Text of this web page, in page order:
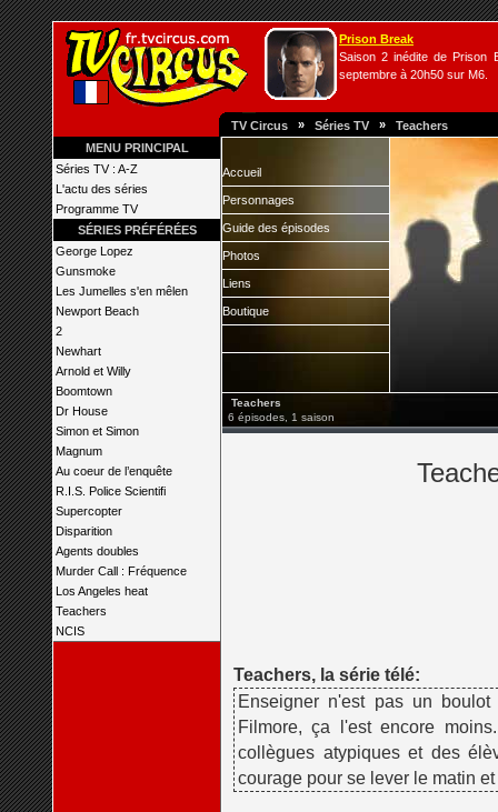
Prison Break
Saison 2 inédite de Prison
septembre à 20h50 sur M6.
TV Circus » Séries TV » Teachers
MENU PRINCIPAL
Séries TV : A-Z
L'actu des séries
Programme TV
SÉRIES PRÉFÉRÉES
George Lopez
Gunsmoke
Les Jumelles s'en mêlen
Newport Beach
2
Newhart
Arnold et Willy
Boomtown
Dr House
Simon et Simon
Magnum
Au coeur de l’enquête
R.I.S. Police Scientifi
Supercopter
Disparition
Agents doubles
Murder Call : Fréquence
Los Angeles heat
Teachers
NCIS
Accueil
Personnages
Guide des épisodes
Photos
Liens
Boutique
Teachers
6 épisodes, 1 saison
Teachers, la série télé:
Enseigner n'est pas un
Filmore, ça l'est encore
collègues atypiques et des
courage pour se lever le matin